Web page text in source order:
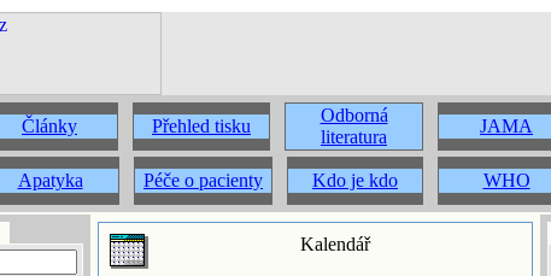
Články Přehled tisku
Odborná
literatura
JAMA
Apatyka Péče o pacienty Kdo je kdo WHO
Kalendář